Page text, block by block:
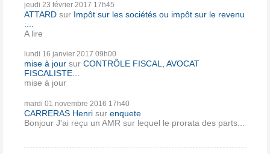
jeudi 23 février 2017 17h45
ATTARD sur Impôt sur les sociétés ou impôt sur le revenu
:...
A lire
lundi 16 janvier 2017 09h00
mise à jour sur CONTRÔLE FISCAL, AVOCAT
FISCALISTE...
mise à jour
mardi 01 novembre 2016 17h40
CARRERAS Henri sur enquete
Bonjour J'ai reçu un AMR sur lequel le prorata des parts...